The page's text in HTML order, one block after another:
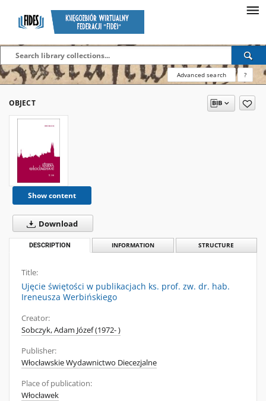
Advanced search ?
OBJECT
Show content
Download
DESCRIPTION INFORMATION STRUCTURE
Title:
Ujęcie świętości w publikacjach ks. prof. zw. dr. hab.
Ireneusza Werbińskiego
Creator:
Sobczyk, Adam Józef (1972- )
Publisher:
Włocławskie Wydawnictwo Diecezjalne
Place of publication:
Włocławek